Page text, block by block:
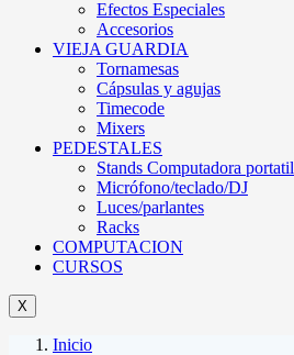
Efectos Especiales
Accesorios
VIEJA GUARDIA
Tornamesas
Cápsulas y agujas
Timecode
Mixers
PEDESTALES
Stands Computadora portatil
Micrófono/teclado/DJ
Luces/parlantes
Racks
COMPUTACION
CURSOS
X
Inicio